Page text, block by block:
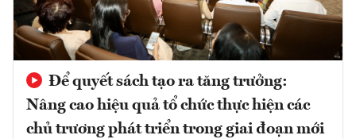
Để quyết sách tạo ra tăng trưởng:
Nâng cao hiệu quả tổ chức thực hiện các
chủ trương phát triển trong giai đoạn mới